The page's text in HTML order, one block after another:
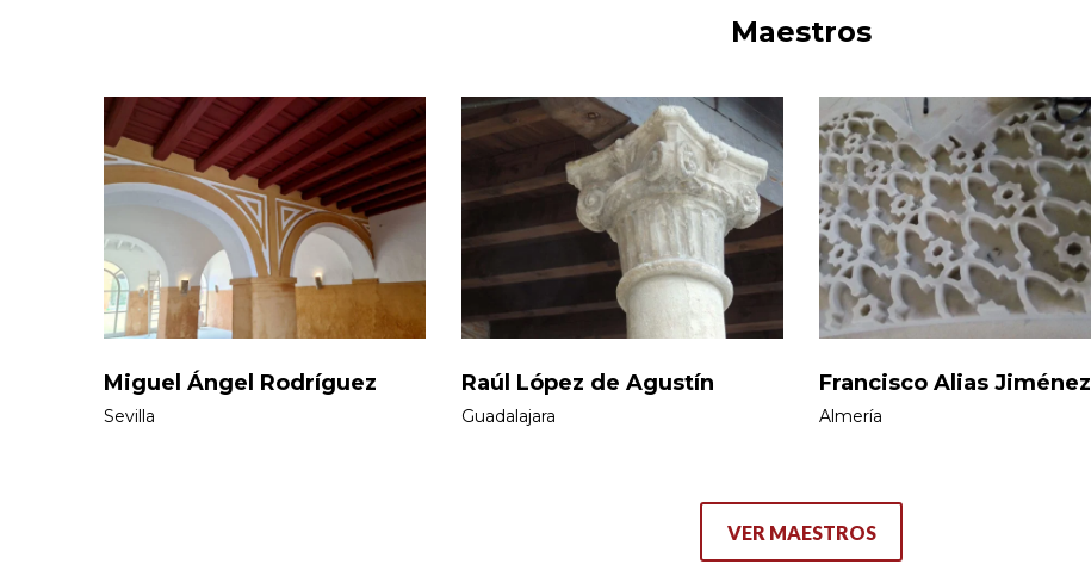
Maestros
Miguel Ángel Rodríguez
Sevilla
Raúl López de Agustín
Guadalajara
Francisco Alias Jiménez
Almería
VER MAESTROS